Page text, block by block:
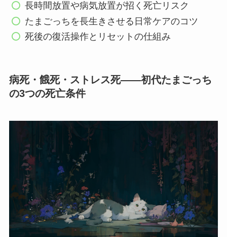
長時間放置や病気放置が招く死亡リスク
たまごっちを長生きさせる日常ケアのコツ
死後の復活操作とリセットの仕組み
病死・餓死・ストレス死——初代たまごっち
の3つの死亡条件